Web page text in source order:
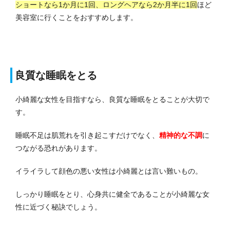
ショートなら1か月に1回、ロングヘアなら2か月半に1回ほど
美容室に行くことをおすすめします。
良質な睡眠をとる
小綺麗な女性を目指すなら、良質な睡眠をとることが大切で
す。
睡眠不足は肌荒れを引き起こすだけでなく、 精神的な不調に
つながる恐れがあります。
イライラして顔色の悪い女性は小綺麗とは言い難いもの。
しっかり睡眠をとり、心身共に健全であることが小綺麗な女
性に近づく秘訣でしょう。